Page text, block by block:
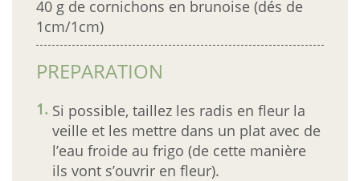
40 g de cornichons en brunoise (dés de
1cm/1cm)
PREPARATION
Si possible, taillez les radis en fleur la
veille et les mettre dans un plat avec de
l’eau froide au frigo (de cette manière
ils vont s’ouvrir en fleur).